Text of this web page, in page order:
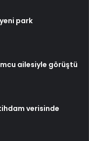
park
ailesiyle görüştü
verisinde